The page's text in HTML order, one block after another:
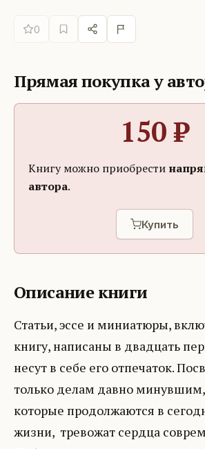
0
Прямая покупка у
150₽
Книгу можно приобрести
автора.
Купить
Описание книги
Статьи, эссе и миниатюры,
книгу, написаны в двадцать
несут в себе его отпечаток.
только делам давно
которые продолжаются в
жизни, тревожат сердца